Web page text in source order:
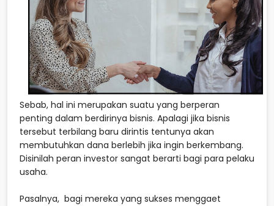
Sebab, hal ini merupakan suatu yang berperan
penting dalam berdirinya bisnis. Apalagi jika bisnis
tersebut terbilang baru dirintis tentunya akan
membutuhkan dana berlebih jika ingin berkembang.
Disinilah peran investor sangat berarti bagi para pelaku
usaha.
Pasalnya, bagi mereka yang sukses menggaet